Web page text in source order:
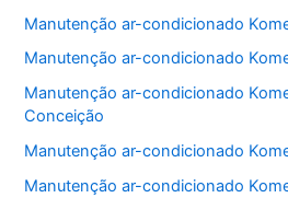
Manutenção ar-condicionado
Manutenção ar-condicionado
Manutenção ar-condicionado
Conceição
Manutenção ar-condicionado
Manutenção ar-condicionado